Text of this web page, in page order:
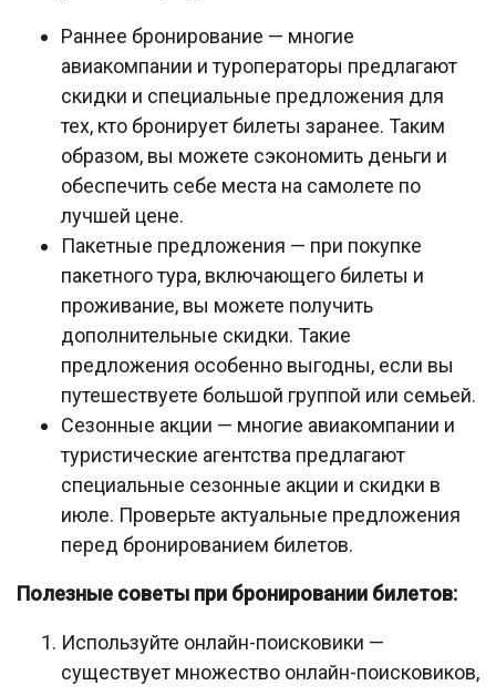
Раннее бронирование — многие
авиакомпании и туроператоры предлагают
скидки и специальные предложения для
тех, кто бронирует билеты заранее. Таким
образом, вы можете сэкономить деньги и
обеспечить себе места на самолете по
лучшей цене.
Пакетные предложения — при покупке
пакетного тура, включающего билеты и
проживание, вы можете получить
дополнительные скидки. Такие
предложения особенно выгодны, если вы
путешествуете большой группой или семьей.
Сезонные акции — многие авиакомпании и
туристические агентства предлагают
специальные сезонные акции и скидки в
июле. Проверьте актуальные предложения
перед бронированием билетов.
Полезные советы при бронировании билетов:
Используйте онлайн-поисковики —
существует множество онлайн-поисковиков,